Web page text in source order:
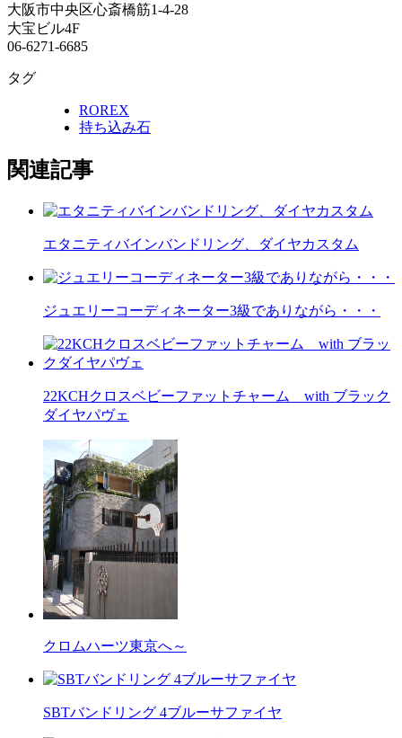
大阪市中央区心斎橋筋1-4-28
大宝ビル4F
06-6271-6685
タグ
ROREX
持ち込み石
関連記事
エタニティバインバンドリング、ダイヤカスタム
ジュエリーコーディネーター3級でありながら・・・
22KCHクロスベビーファットチャーム with ブラック
ダイヤパヴェ
クロムハーツ東京へ～
SBTバンドリング 4ブルーサファイヤ